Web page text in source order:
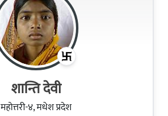
शान्ति देवी
महोत्तरी-४, मधेश प्रदेश